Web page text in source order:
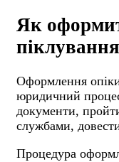
Як
піклування
Оформлення
юридичний
документи,
службами,
Процедура